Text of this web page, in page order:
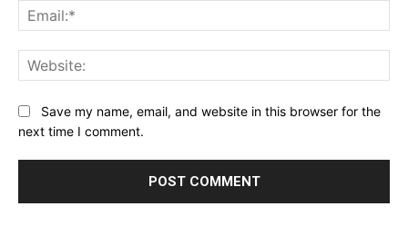
Save my name, email, and website in this browser for the
next time I comment.